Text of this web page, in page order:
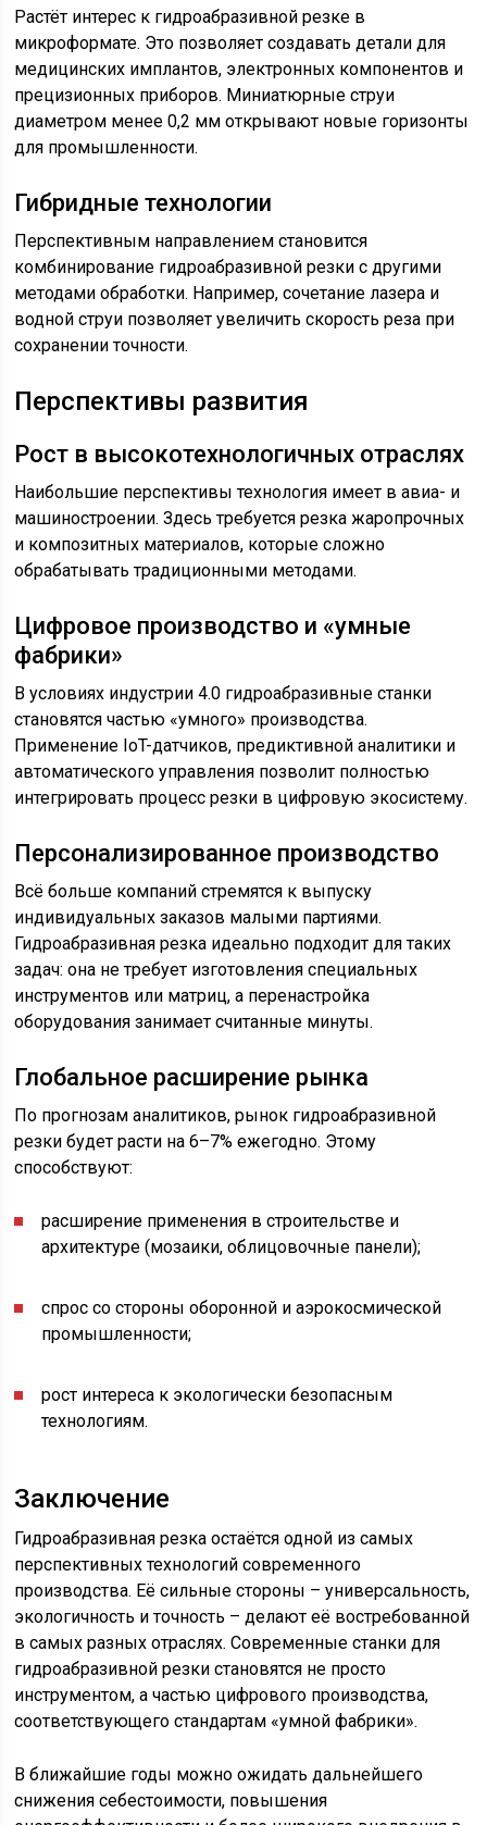
Растёт интерес к гидроабразивной резке в
микроформате. Это позволяет создавать детали для
медицинских имплантов, электронных компонентов и
прецизионных приборов. Миниатюрные струи
диаметром менее 0,2 мм открывают новые горизонты
для промышленности.
Гибридные технологии
Перспективным направлением становится
комбинирование гидроабразивной резки с другими
методами обработки. Например, сочетание лазера и
водной струи позволяет увеличить скорость реза при
сохранении точности.
Перспективы развития
Рост в высокотехнологичных отраслях
Наибольшие перспективы технология имеет в авиа- и
машиностроении. Здесь требуется резка жаропрочных
и композитных материалов, которые сложно
обрабатывать традиционными методами.
Цифровое производство и «умные
фабрики»
В условиях индустрии 4.0 гидроабразивные станки
становятся частью «умного» производства.
Применение IoT-датчиков, предиктивной аналитики и
автоматического управления позволит полностью
интегрировать процесс резки в цифровую экосистему.
Персонализированное производство
Всё больше компаний стремятся к выпуску
индивидуальных заказов малыми партиями.
Гидроабразивная резка идеально подходит для таких
задач: она не требует изготовления специальных
инструментов или матриц, а перенастройка
оборудования занимает считанные минуты.
Глобальное расширение рынка
По прогнозам аналитиков, рынок гидроабразивной
резки будет расти на 6–7% ежегодно. Этому
способствуют:
расширение применения в строительстве и
архитектуре (мозаики, облицовочные панели);
спрос со стороны оборонной и аэрокосмической
промышленности;
рост интереса к экологически безопасным
технологиям.
Заключение
Гидроабразивная резка остаётся одной из самых
перспективных технологий современного
производства. Её сильные стороны – универсальность,
экологичность и точность – делают её востребованной
в самых разных отраслях. Современные станки для
гидроабразивной резки становятся не просто
инструментом, а частью цифрового производства,
соответствующего стандартам «умной фабрики».
В ближайшие годы можно ожидать дальнейшего
снижения себестоимости, повышения